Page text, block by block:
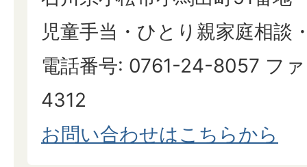
児童手当・ひとり親家庭相談
電話番号: 0761-24-8057 フ
4312
​​​​​​​お問い合わせはこちらから